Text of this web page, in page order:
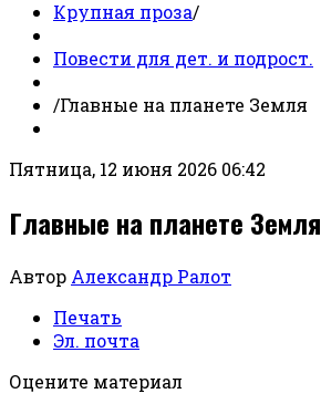
Крупная проза/
Повести для дет. и подрост.
/Главные на планете Земля
Пятница, 12 июня 2026 06:42
Главные на планете Земля
Автор Александр Ралот
Печать
Эл. почта
Оцените материал